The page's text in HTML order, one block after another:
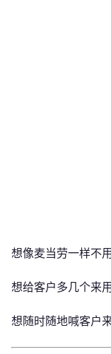
想像麦当劳一样不
想给客户多几个来
想随时随地喊客户